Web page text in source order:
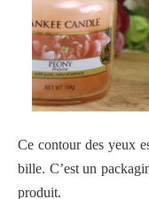
Ce contour des yeux
bille. C’est un
produit.